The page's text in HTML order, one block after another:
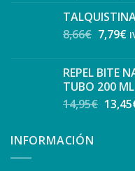
8,66€ 7,79€
REPEL BITE
TUBO 200 ML
14,95€ 13,45
INFORMACIÓN